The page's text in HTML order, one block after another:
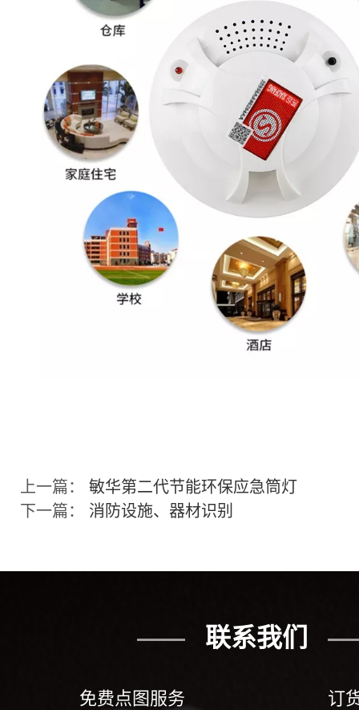
上一篇： 敏华第二代节能环保应急筒灯
下一篇： 消防设施、器材识别
联系我们
免费点图服务 订